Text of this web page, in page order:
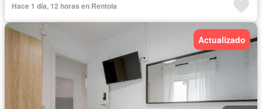
Hace 1 día, 12 horas en Rentola
Actualizado